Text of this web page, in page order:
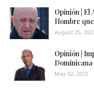
Opinión | El
Hombre
August 25,
Opinión |
Dominicana
May 02, 2023